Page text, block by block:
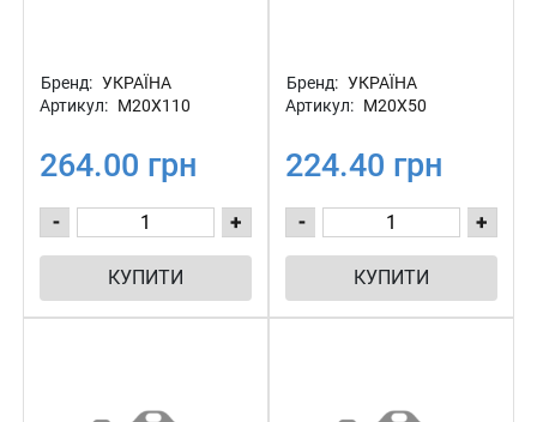
Бренд: УКРАЇНА
Артикул: М20Х110
264.00 грн
- +
КУПИТИ
Бренд: УКРАЇНА
Артикул: М20Х50
224.40 грн
- +
КУПИТИ